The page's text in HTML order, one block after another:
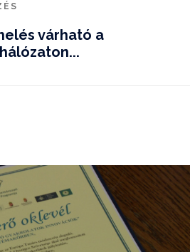
várható a